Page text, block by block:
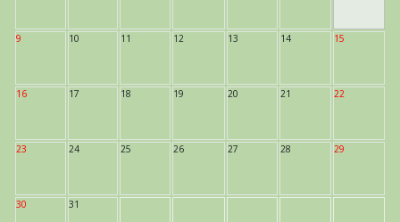
9 10 11 12 13 14 15
16 17 18 19 20 21 22
23 24 25 26 27 28 29
30 31